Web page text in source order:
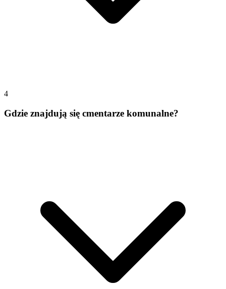
4
Gdzie znajdują się cmentarze komunalne?